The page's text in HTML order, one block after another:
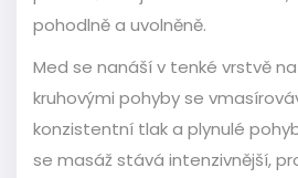
pohodlně a uvolněně.
Med se nanáší v tenké vrstvě
kruhovými pohyby se
konzistentní tlak a plynulé
se masáž stává intenzivnější,